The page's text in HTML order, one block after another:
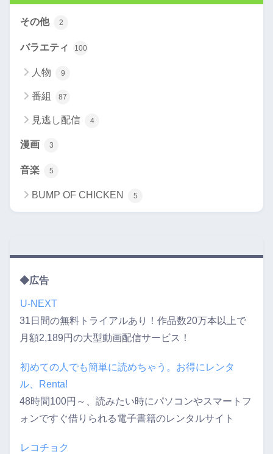
その他 2
バラエティ 100
人物 9
番組 87
見逃し配信 4
漫画 3
音楽 5
BUMP OF CHICKEN 5
◆広告
U-NEXT
31日間の無料トライアルあり！作品数20万本以上で
月額2,189円の大型動画配信サービス！
初めての人でも簡単に読めちゃう。お得にレンタ
ル、Renta!
48時間100円～、読みたい時にパソコンやスマートフ
ォンですぐ借りられる電子書籍のレンタルサイト
レコチョク